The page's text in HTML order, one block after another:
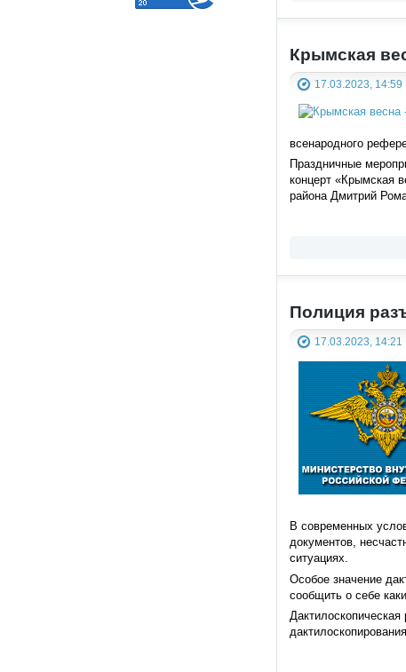
Крымская
17.03.2023, 14:59
всенародного
Праздничные
концерт «Крымская
района Дмитрий
Полиция
17.03.2023, 14:21
В современных
документов,
ситуациях.
Особое значение
сообщить о себе